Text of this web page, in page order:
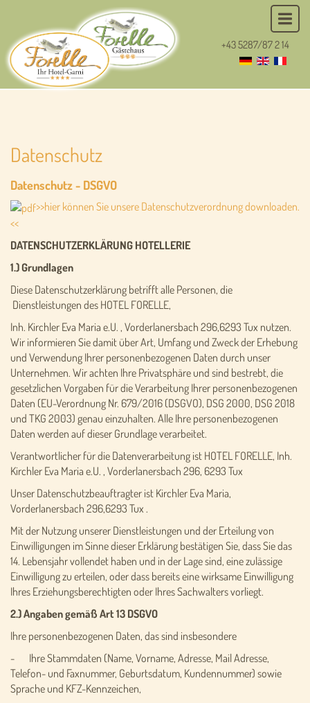
+43 5287/87 2 14
Datenschutz
Datenschutz - DSGVO
>>hier können Sie unsere Datenschutzverordnung downloaden.
<<
DATENSCHUTZERKLÄRUNG HOTELLERIE
1.) Grundlagen
Diese Datenschutzerklärung betrifft alle Personen, die
Dienstleistungen des HOTEL FORELLE,
Inh. Kirchler Eva Maria e.U. , Vorderlanersbach 296,6293 Tux nutzen.
Wir informieren Sie damit über Art, Umfang und Zweck der Erhebung
und Verwendung Ihrer personenbezogenen Daten durch unser
Unternehmen. Wir achten Ihre Privatsphäre und sind bestrebt, die
gesetzlichen Vorgaben für die Verarbeitung Ihrer personenbezogenen
Daten (EU-Verordnung Nr. 679/2016 (DSGVO), DSG 2000, DSG 2018
und TKG 2003) genau einzuhalten. Alle Ihre personenbezogenen
Daten werden auf dieser Grundlage verarbeitet.
Verantwortlicher für die Datenverarbeitung ist HOTEL FORELLE, Inh.
Kirchler Eva Maria e.U. , Vorderlanersbach 296, 6293 Tux
Unser Datenschutzbeauftragter ist Kirchler Eva Maria,
Vorderlanersbach 296,6293 Tux .
Mit der Nutzung unserer Dienstleistungen und der Erteilung von
Einwilligungen im Sinne dieser Erklärung bestätigen Sie, dass Sie das
14. Lebensjahr vollendet haben und in der Lage sind, eine zulässige
Einwilligung zu erteilen, oder dass bereits eine wirksame Einwilligung
Ihres Erziehungsberechtigten oder Ihres Sachwalters vorliegt.
2.) Angaben gemäß Art 13 DSGVO
Ihre personenbezogenen Daten, das sind insbesondere
- Ihre Stammdaten (Name, Vorname, Adresse, Mail Adresse,
Telefon- und Faxnummer, Geburtsdatum, Kundennummer) sowie
Sprache und KFZ-Kennzeichen,